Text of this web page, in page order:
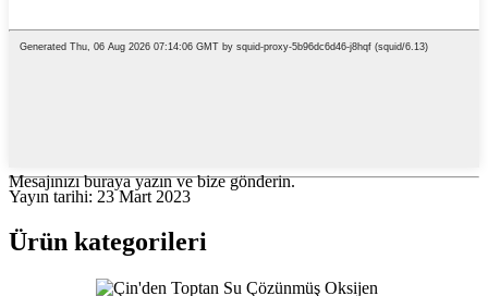
Mesajınızı buraya yazın ve bize gönderin.
Yayın tarihi: 23 Mart 2023
Ürün kategorileri